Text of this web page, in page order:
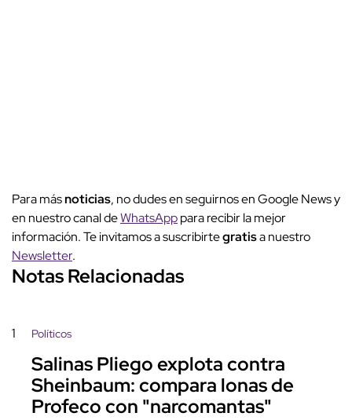
Para másnoticias, no dudes en seguirnos en Google News y
en nuestro canal deWhatsApppara recibir la mejor
información. Te invitamos a suscribirtegratisa nuestro
Newsletter.
Notas Relacionadas
1 Políticos
Salinas Pliego explota contra
Sheinbaum: compara lonas de
Profeco con "narcomantas"